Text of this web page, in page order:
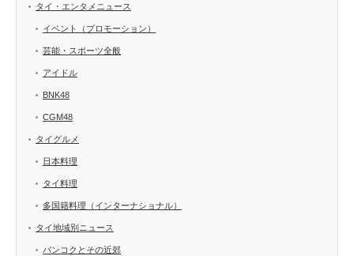
タイ・エンタメニュース
イベント（プロモーション）
芸能・スポーツ全般
アイドル
BNK48
CGM48
タイグルメ
日本料理
タイ料理
多国籍料理（インターナショナル）
タイ地域別ニュース
バンコクとその近郊